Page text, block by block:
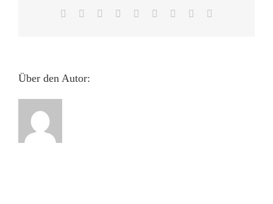
Facebook Reddit LinkedInWhatsApp
TumblrPinterest
Über den Autor: